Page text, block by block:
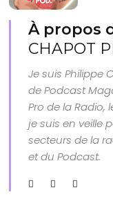
À propos
CHAPOT
Je suis Philippe
de Podcast
Pro de la Radio,
je suis en veille
secteurs de la
et du Podcast.